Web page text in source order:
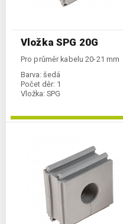
Vložka SPG 20G
Pro průměr kabelu 20-21 mm
Barva: šedá
Počet děr: 1
Vložka: SPG